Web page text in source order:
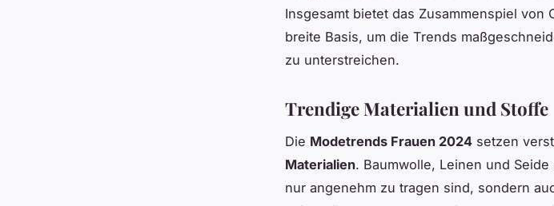
Insgesamt bietet das Zusammenspiel von
breite Basis, um die Trends
zu unterstreichen.
Trendige Materialien und Stoffe
Die Modetrends Frauen 2024 setzen
Materialien. Baumwolle, Leinen und
nur angenehm zu tragen sind, sondern